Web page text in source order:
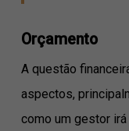
Orçamento
A questão
aspectos,
como um gestor